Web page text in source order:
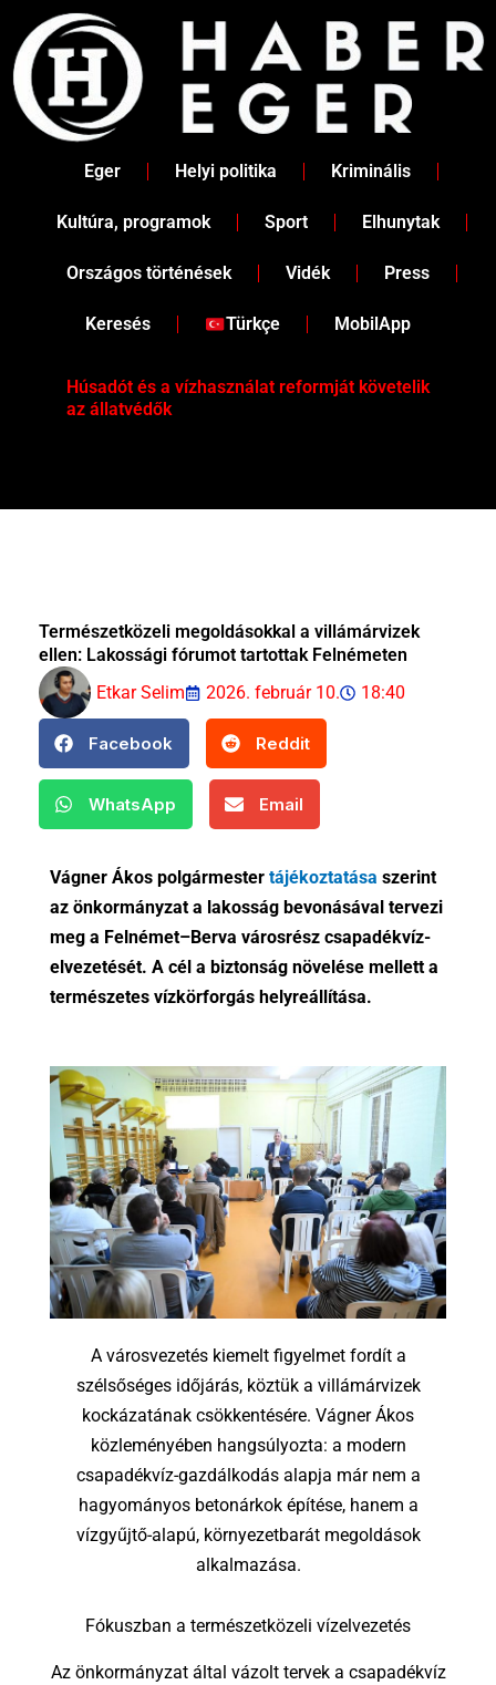
content
Eger Helyi politika Kriminális
Kultúra, programok Sport Elhunytak
Országos történések Vidék Press
Keresés Türkçe MobilApp
Húsadót és a vízhasználat reformját követelik
az állatvédők
Természetközeli megoldásokkal a villámárvizek
ellen: Lakossági fórumot tartottak Felnémeten
Etkar Selim
2026. február 10. 18:40
Facebook Reddit
WhatsApp Email
Vágner Ákos polgármestertájékoztatása szerint
az önkormányzat a lakosság bevonásával tervezi
meg a Felnémet–Berva városrész csapadékvíz-
elvezetését. A cél a biztonság növelése mellett a
természetes vízkörforgás helyreállítása.
A városvezetés kiemelt figyelmet fordít a
szélsőséges időjárás, köztük a villámárvizek
kockázatának csökkentésére. Vágner Ákos
közleményében hangsúlyozta: a modern
csapadékvíz-gazdálkodás alapja már nem a
hagyományos betonárkok építése, hanem a
vízgyűjtő-alapú, környezetbarát megoldások
alkalmazása.
Fókuszban a természetközeli vízelvezetés
Az önkormányzat által vázolt tervek a csapadékvíz